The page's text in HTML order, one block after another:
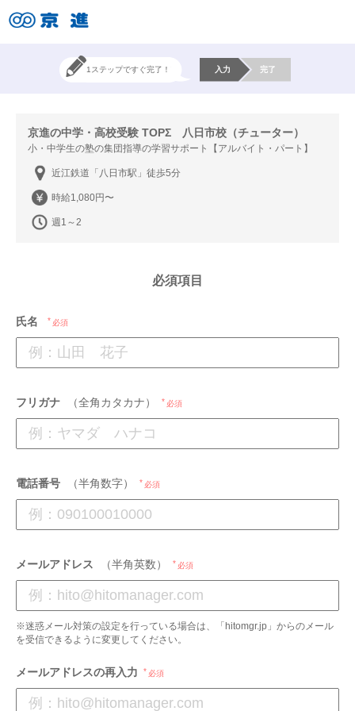
1ステップですぐ完了！ 入力 完了
京進の中学・高校受験 TOPΣ 八日市校（チューター）
小・中学生の塾の集団指導の学習サポート【アルバイト・パート】
近江鉄道「八日市駅」徒歩5分
時給1,080円〜
週1～2
必須項目
氏名 必須
フリガナ （全角カタカナ） 必須
電話番号 （半角数字） 必須
メールアドレス （半角英数） 必須
※迷惑メール対策の設定を行っている場合は、「hitomgr.jp」からのメール
を受信できるように変更してください。
メールアドレスの再入力 必須